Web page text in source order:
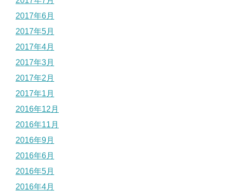
2017年6月
2017年5月
2017年4月
2017年3月
2017年2月
2017年1月
2016年12月
2016年11月
2016年9月
2016年6月
2016年5月
2016年4月